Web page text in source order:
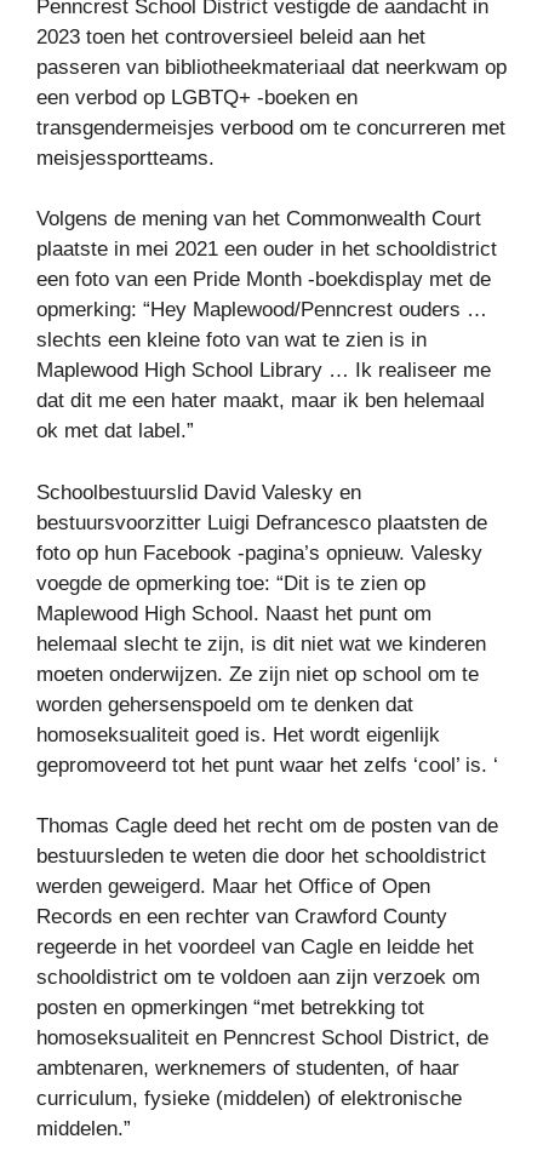
Penncrest School District vestigde de aandacht in
2023 toen het controversieel beleid aan het
passeren van bibliotheekmateriaal dat neerkwam op
een verbod op LGBTQ+ -boeken en
transgendermeisjes verbood om te concurreren met
meisjessportteams.
Volgens de mening van het Commonwealth Court
plaatste in mei 2021 een ouder in het schooldistrict
een foto van een Pride Month -boekdisplay met de
opmerking: “Hey Maplewood/Penncrest ouders …
slechts een kleine foto van wat te zien is in
Maplewood High School Library … Ik realiseer me
dat dit me een hater maakt, maar ik ben helemaal
ok met dat label.”
Schoolbestuurslid David Valesky en
bestuursvoorzitter Luigi Defrancesco plaatsten de
foto op hun Facebook -pagina’s opnieuw. Valesky
voegde de opmerking toe: “Dit is te zien op
Maplewood High School. Naast het punt om
helemaal slecht te zijn, is dit niet wat we kinderen
moeten onderwijzen. Ze zijn niet op school om te
worden gehersenspoeld om te denken dat
homoseksualiteit goed is. Het wordt eigenlijk
gepromoveerd tot het punt waar het zelfs ‘cool’ is. ‘
Thomas Cagle deed het recht om de posten van de
bestuursleden te weten die door het schooldistrict
werden geweigerd. Maar het Office of Open
Records en een rechter van Crawford County
regeerde in het voordeel van Cagle en leidde het
schooldistrict om te voldoen aan zijn verzoek om
posten en opmerkingen “met betrekking tot
homoseksualiteit en Penncrest School District, de
ambtenaren, werknemers of studenten, of haar
curriculum, fysieke (middelen) of elektronische
middelen.”